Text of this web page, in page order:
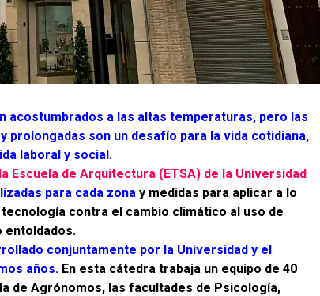
acostumbrados a las altas temperaturas, pero las
prolongadas son un desafío para la vida cotidiana,
laboral y social.
Escuela de Arquitectura (ETSA) de la Universidad
para cada zona y medidas para aplicar a lo
contra el cambio climático al uso de
entoldados.
conjuntamente por la Universidad y el
años. En esta cátedra trabaja un equipo de 40
de Agrónomos, las facultades de Psicología,